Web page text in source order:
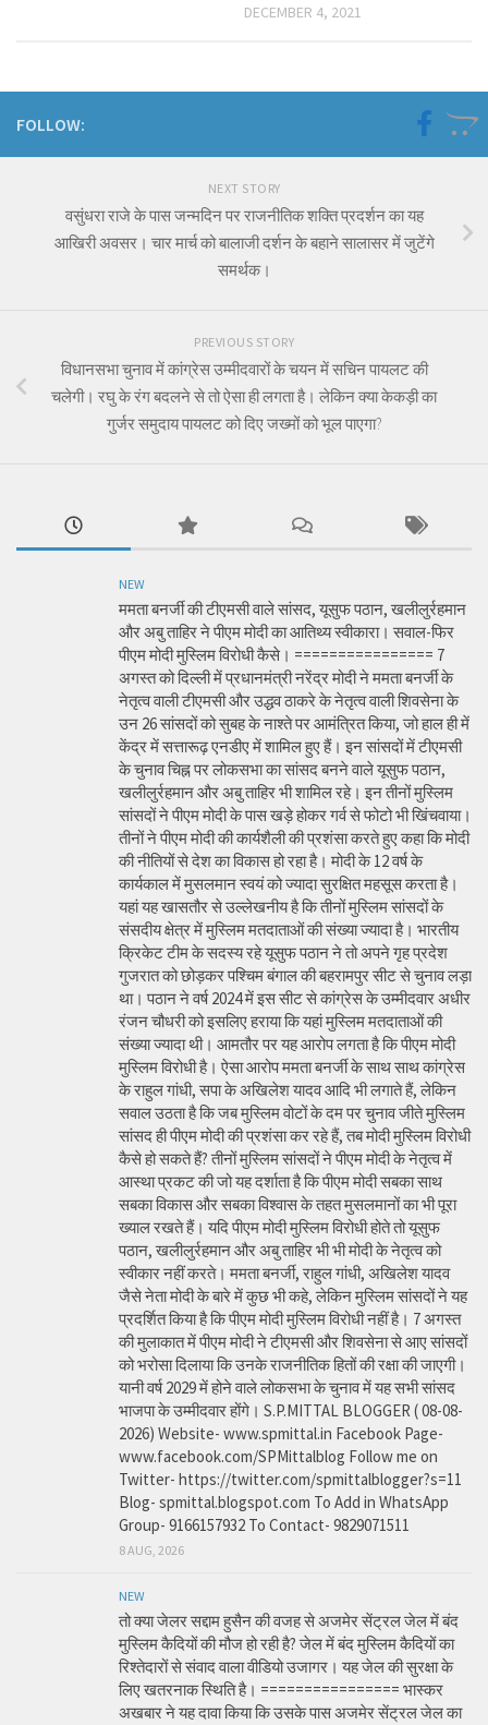
DECEMBER 4, 2021
FOLLOW:
NEXT STORY
वसुंधरा राजे के पास जन्मदिन पर राजनीतिक शक्ति प्रदर्शन का यह
आखिरी अवसर। चार मार्च को बालाजी दर्शन के बहाने सालासर में जुटेंगे
समर्थक।
PREVIOUS STORY
विधानसभा चुनाव में कांग्रेस उम्मीदवारों के चयन में सचिन पायलट की
चलेगी। रघु के रंग बदलने से तो ऐसा ही लगता है। लेकिन क्या केकड़ी का
गुर्जर समुदाय पायलट को दिए जख्मों को भूल पाएगा?
NEW
ममता बनर्जी की टीएमसी वाले सांसद, यूसुफ पठान, खलीलुर्रहमान
और अबु ताहिर ने पीएम मोदी का आतिथ्य स्वीकारा। सवाल-फिर
पीएम मोदी मुस्लिम विरोधी कैसे। ================ 7
अगस्त को दिल्ली में प्रधानमंत्री नरेंद्र मोदी ने ममता बनर्जी के
नेतृत्व वाली टीएमसी और उद्धव ठाकरे के नेतृत्व वाली शिवसेना के
उन 26 सांसदों को सुबह के नाश्ते पर आमंत्रित किया, जो हाल ही में
केंद्र में सत्तारूढ़ एनडीए में शामिल हुए हैं। इन सांसदों में टीएमसी
के चुनाव चिह्न पर लोकसभा का सांसद बनने वाले यूसुफ पठान,
खलीलुर्रहमान और अबु ताहिर भी शामिल रहे। इन तीनों मुस्लिम
सांसदों ने पीएम मोदी के पास खड़े होकर गर्व से फोटो भी खिंचवाया।
तीनों ने पीएम मोदी की कार्यशैली की प्रशंसा करते हुए कहा कि मोदी
की नीतियों से देश का विकास हो रहा है। मोदी के 12 वर्ष के
कार्यकाल में मुसलमान स्वयं को ज्यादा सुरक्षित महसूस करता है।
यहां यह खासतौर से उल्लेखनीय है कि तीनों मुस्लिम सांसदों के
संसदीय क्षेत्र में मुस्लिम मतदाताओं की संख्या ज्यादा है। भारतीय
क्रिकेट टीम के सदस्य रहे यूसुफ पठान ने तो अपने गृह प्रदेश
गुजरात को छोड़कर पश्चिम बंगाल की बहरामपुर सीट से चुनाव लड़ा
था। पठान ने वर्ष 2024 में इस सीट से कांग्रेस के उम्मीदवार अधीर
रंजन चौधरी को इसलिए हराया कि यहां मुस्लिम मतदाताओं की
संख्या ज्यादा थी। आमतौर पर यह आरोप लगता है कि पीएम मोदी
मुस्लिम विरोधी है। ऐसा आरोप ममता बनर्जी के साथ साथ कांग्रेस
के राहुल गांधी, सपा के अखिलेश यादव आदि भी लगाते हैं, लेकिन
सवाल उठता है कि जब मुस्लिम वोटों के दम पर चुनाव जीते मुस्लिम
सांसद ही पीएम मोदी की प्रशंसा कर रहे हैं, तब मोदी मुस्लिम विरोधी
कैसे हो सकते हैं? तीनों मुस्लिम सांसदों ने पीएम मोदी के नेतृत्व में
आस्था प्रकट की जो यह दर्शाता है कि पीएम मोदी सबका साथ
सबका विकास और सबका विश्वास के तहत मुसलमानों का भी पूरा
ख्याल रखते हैं। यदि पीएम मोदी मुस्लिम विरोधी होते तो यूसुफ
पठान, खलीलुर्रहमान और अबु ताहिर भी भी मोदी के नेतृत्व को
स्वीकार नहीं करते। ममता बनर्जी, राहुल गांधी, अखिलेश यादव
जैसे नेता मोदी के बारे में कुछ भी कहे, लेकिन मुस्लिम सांसदों ने यह
प्रदर्शित किया है कि पीएम मोदी मुस्लिम विरोधी नहीं है। 7 अगस्त
की मुलाकात में पीएम मोदी ने टीएमसी और शिवसेना से आए सांसदों
को भरोसा दिलाया कि उनके राजनीतिक हितों की रक्षा की जाएगी।
यानी वर्ष 2029 में होने वाले लोकसभा के चुनाव में यह सभी सांसद
भाजपा के उम्मीदवार होंगे। S.P.MITTAL BLOGGER ( 08-08-
2026) Website- www.spmittal.in Facebook Page-
www.facebook.com/SPMittalblog Follow me on
Twitter- https://twitter.com/spmittalblogger?s=11
Blog- spmittal.blogspot.com To Add in WhatsApp
Group- 9166157932 To Contact- 9829071511
8 AUG, 2026
NEW
तो क्या जेलर सद्दाम हुसैन की वजह से अजमेर सेंट्रल जेल में बंद
मुस्लिम कैदियों की मौज हो रही है? जेल में बंद मुस्लिम कैदियों का
रिश्तेदारों से संवाद वाला वीडियो उजागर। यह जेल की सुरक्षा के
लिए खतरनाक स्थिति है। ================ भास्कर
अखबार ने यह दावा किया कि उसके पास अजमेर सेंट्रल जेल का